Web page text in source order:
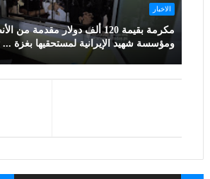
الاخبار
مكرمة بقيمة 120 ألف دولار مقدمة من
ومؤسسة شهيد الإيرانية لمستحقيها بغزة